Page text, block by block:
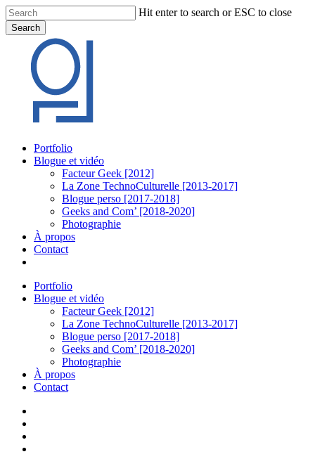
Skip
to
main
content
Hit enter to search or ESC to close
Search
Search
Menu
Portfolio
Blogue et vidéo
Facteur Geek [2012]
La Zone TechnoCulturelle [2013-2017]
Blogue perso [2017-2018]
Geeks and Com’ [2018-2020]
Photographie
À propos
Contact
Portfolio
Blogue et vidéo
Facteur Geek [2012]
La Zone TechnoCulturelle [2013-2017]
Blogue perso [2017-2018]
Geeks and Com’ [2018-2020]
Photographie
À propos
Contact